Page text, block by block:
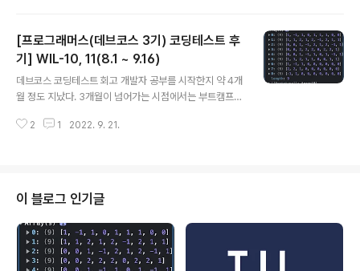
기대가 크다!! 앞으로 5개월 동안 또 죽어라 공부해야 겠지
만, 그래도 함께하는 사람들이 있기에 힘이 날 것 같다!!! 자
세한 내용들은 면접준비 과정 및 후기에 자세하게 작성했
다. 지금까지 데브코스 과정을 준비하면서 블로그 정리할
정신이 없었는데, 이제는 다시 매일 공부한 내용들을 조금
씩 정리해 나갈 계획이다! 2022.10.05 - [2022 WIL 및
[프로그래머스(데브코스 3기) 코딩테스트 후
기] WIL-10, 11(8.1 ~ 9.16)
데브코스 코딩테스트 회고 개발자 공부를 시작한지 약 4개
월 정도 지났다. 3개월이 넘어가는 시점에서는 부트캠프에
보았고, 그 중 프로그래머스의 데브코스를 제일 가고 싶었
스크립트의 기초개념과 동작원리를 중심으로 공부를 했기
때문에 직접 코드를 구현하는것은 굉장히 생소한 일이었
다. 그래서 코딩테스트 준비를 하기 위해서 처음 시작한 것
은 유데미와 인프런에서 기초강의를 듣기로 결정했다. 유
데미의 경우에는 직접 코딩하는 기술을 익힌다기 보다는
2 1 2022. 9. 21.
이 블로그 인기글